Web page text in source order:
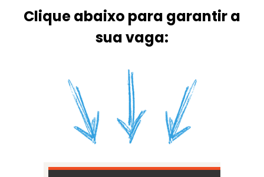
Clique abaixo para garantir a
sua vaga: